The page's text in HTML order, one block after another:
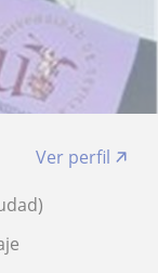
Ver perfil